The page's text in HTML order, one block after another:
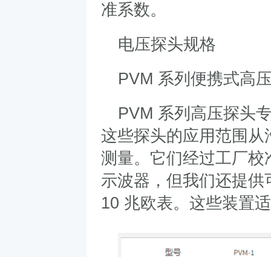
准系数。
电压探头规格
PVM 系列便携式高
PVM 系列高压探头
这些探头的应用范围
测量。它们经过工厂
示波器，但我们还提
10 兆欧表。这些装置